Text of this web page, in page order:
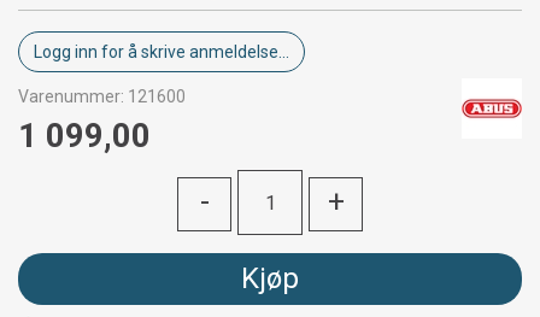
Logg inn for å skrive anmeldelse...
Varenummer: 121600
1 099,00
- +
Kjøp